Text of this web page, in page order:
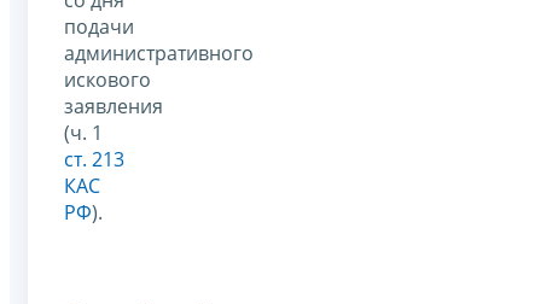
подачи
административного
искового
заявления
(ч. 1
ст. 213
КАС
РФ).